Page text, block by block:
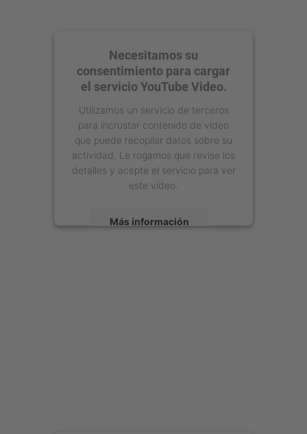
Necesitamos su
consentimiento para cargar
el servicio YouTube Video.
Utilizamos un servicio de terceros
para incrustar contenido de vídeo
que puede recopilar datos sobre su
actividad. Le rogamos que revise los
detalles y acepte el servicio para ver
este vídeo.
Más información